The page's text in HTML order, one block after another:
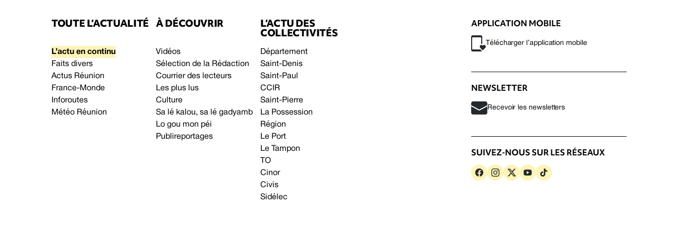
TOUTE L’ACTUALITÉ
L’actu en continu
Faits divers
Actus Réunion
France-Monde
Inforoutes
Météo Réunion
À DÉCOUVRIR
Vidéos
Sélection de la Rédaction
Courrier des lecteurs
Les plus lus
Culture
Sa lé kalou, sa lé gadyamb
Lo gou mon péi
Publireportages
L’ACTU DES
COLLECTIVITÉS
Département
Saint-Denis
Saint-Paul
CCIR
Saint-Pierre
La Possession
Région
Le Port
Le Tampon
TO
Cinor
Civis
Sidélec
APPLICATION MOBILE
Télécharger l’application mobile
NEWSLETTER
Recevoir les newsletters
SUIVEZ-NOUS SUR LES RÉSEAUX